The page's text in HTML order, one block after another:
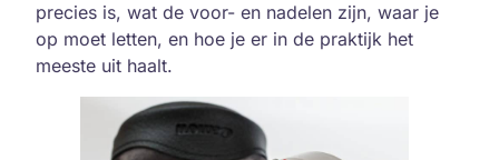
precies is, wat de voor- en nadelen zijn, waar je
op moet letten, en hoe je er in de praktijk het
meeste uit haalt.